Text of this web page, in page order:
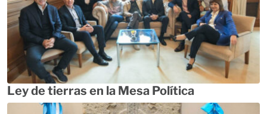
Ley de tierras en la Mesa Política